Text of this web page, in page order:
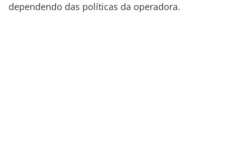
dependendo das políticas da operadora.